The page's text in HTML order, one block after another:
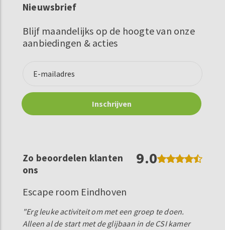
Nieuwsbrief
Blijf maandelijks op de hoogte van onze
aanbiedingen & acties
Zo beoordelen klanten
ons
9.0
Escape room Eindhoven
"Erg leuke activiteit om met een groep te doen.
Alleen al de start met de glijbaan in de CSI kamer